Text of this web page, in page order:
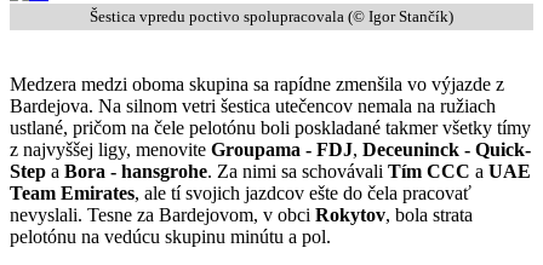
Šestica vpredu poctivo spolupracovala (© Igor Stančík)
Medzera medzi oboma skupina sa rapídne zmenšila vo výjazde z
Bardejova. Na silnom vetri šestica utečencov nemala na ružiach
ustlané, pričom na čele pelotónu boli poskladané takmer všetky tímy
z najvyššej ligy, menovite Groupama - FDJ, Deceuninck - Quick-
Step a Bora - hansgrohe. Za nimi sa schovávali Tím CCC a UAE
Team Emirates, ale tí svojich jazdcov ešte do čela pracovať
nevyslali. Tesne za Bardejovom, v obci Rokytov, bola strata
pelotónu na vedúcu skupinu minútu a pol.